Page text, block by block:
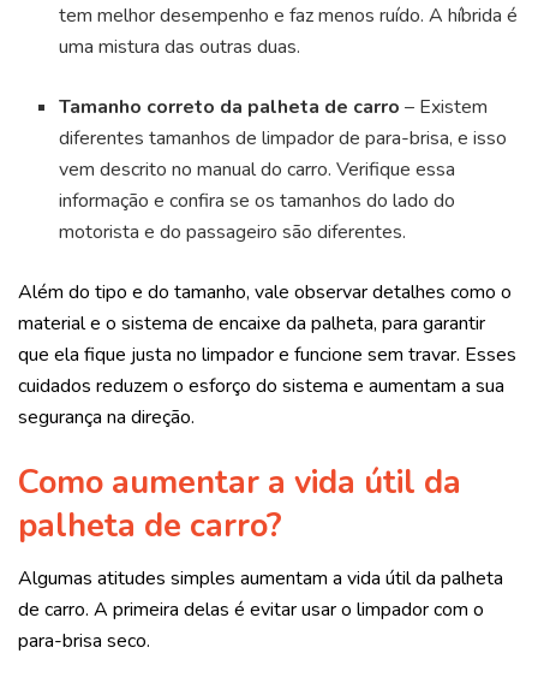
tem melhor desempenho e faz menos ruído. A híbrida é
uma mistura das outras duas.
Tamanho correto da palheta de carro – Existem
diferentes tamanhos de limpador de para-brisa, e isso
vem descrito no manual do carro. Verifique essa
informação e confira se os tamanhos do lado do
motorista e do passageiro são diferentes.
Além do tipo e do tamanho, vale observar detalhes como o
material e o sistema de encaixe da palheta, para garantir
que ela fique justa no limpador e funcione sem travar. Esses
cuidados reduzem o esforço do sistema e aumentam a sua
segurança na direção.
Como aumentar a vida útil da
palheta de carro?
Algumas atitudes simples aumentam a vida útil da palheta
de carro. A primeira delas é evitar usar o limpador com o
para-brisa seco.